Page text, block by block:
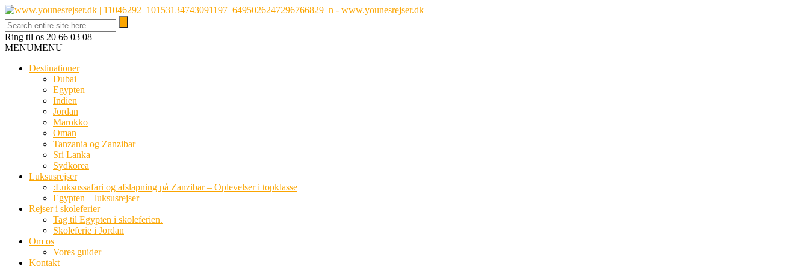
Ring til os 20 66 03 08
MENUMENU
Destinationer
Dubai
Egypten
Indien
Jordan
Marokko
Oman
Tanzania og Zanzibar
Sri Lanka
Sydkorea
Luksusrejser
:Luksussafari og afslapning på Zanzibar – Oplevelser i topklasse
Egypten – luksusrejser
Rejser i skoleferier
Tag til Egypten i skoleferien.
Skoleferie i Jordan
Om os
Vores guider
Kontakt